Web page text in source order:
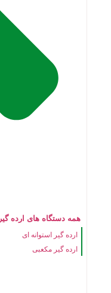
همه دستگاه های ارده گیر
ارده گیر استوانه ای
ارده گیر مکعبی